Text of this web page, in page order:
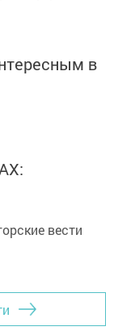
в
вести